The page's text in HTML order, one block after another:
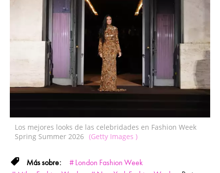
Los mejores looks de las celebridades en Fashion Week
Spring Summer 2026 (Getty Images )
London Fashion Week